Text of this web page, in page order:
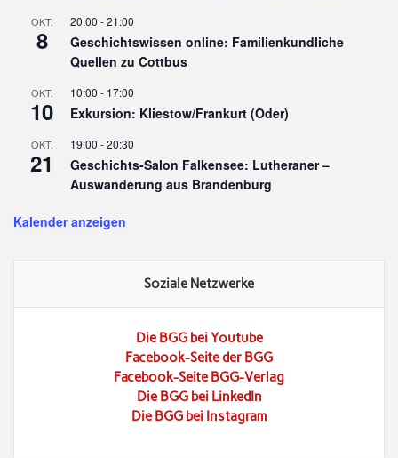
OKT.
8
20:00 -21:00
Geschichtswissen online: Familienkundliche
Quellen zu Cottbus
OKT.
10
10:00 - 17:00
Exkursion: Kliestow/Frankurt (Oder)
OKT.
21
19:00 -20:30
Geschichts-Salon Falkensee: Lutheraner –
Auswanderung aus Brandenburg
Kalender anzeigen
Soziale Netzwerke
Die BGG bei Youtube
Facebook-Seite der BGG
Facebook-Seite BGG-Verlag
Die BGG bei LinkedIn
Die BGG bei Instagram